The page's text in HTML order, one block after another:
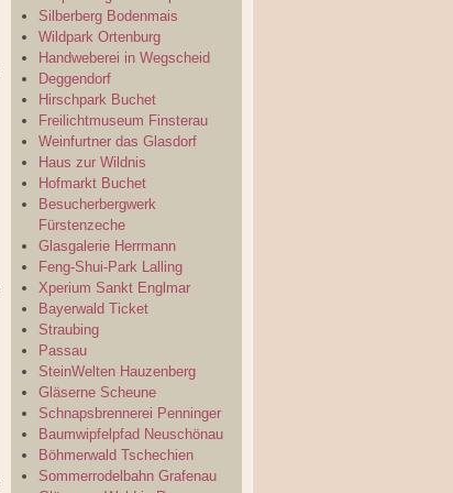
Silberberg Bodenmais
Wildpark Ortenburg
Handweberei in Wegscheid
Deggendorf
Hirschpark Buchet
Freilichtmuseum Finsterau
Weinfurtner das Glasdorf
Haus zur Wildnis
Hofmarkt Buchet
Besucherbergwerk
Fürstenzeche
Glasgalerie Herrmann
Feng-Shui-Park Lalling
Xperium Sankt Englmar
Bayerwald Ticket
Straubing
Passau
SteinWelten Hauzenberg
Gläserne Scheune
Schnapsbrennerei Penninger
Baumwipfelpfad Neuschönau
Böhmerwald Tschechien
Sommerrodelbahn Grafenau